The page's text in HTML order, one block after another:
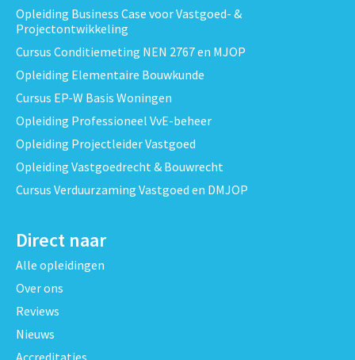
Opleiding Business Case voor Vastgoed- &
Projectontwikkeling
Cursus Conditiemeting NEN 2767 en MJOP
Opleiding Elementaire Bouwkunde
Cursus EP-W Basis Woningen
Opleiding Professioneel VvE-beheer
Opleiding Projectleider Vastgoed
Opleiding Vastgoedrecht & Bouwrecht
Cursus Verduurzaming Vastgoed en DMJOP
Direct naar
Alle opleidingen
Over ons
Reviews
Nieuws
Accreditaties